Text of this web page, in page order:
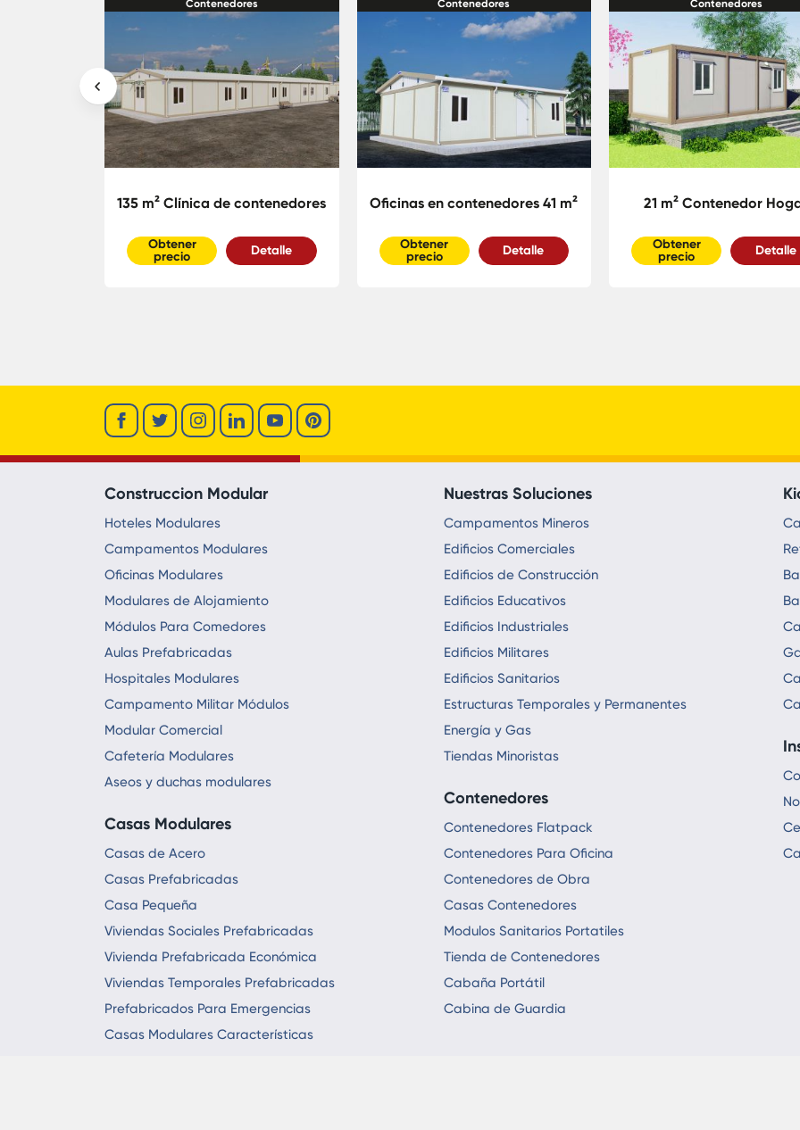
Contenedores
135 m² Clínica de contenedores
Obtener
precio
Detalle
Contenedores
Oficinas en contenedores 41 m²
Obtener
precio
Detalle
Contenedores
21 m² Contenedor
Obtener
precio
Detalle
Construccion Modular
Hoteles Modulares
Campamentos Modulares
Oficinas Modulares
Modulares de Alojamiento
Módulos Para Comedores
Aulas Prefabricadas
Hospitales Modulares
Campamento Militar Módulos
Modular Comercial
Cafetería Modulares
Aseos y duchas modulares
Casas Modulares
Casas de Acero
Casas Prefabricadas
Casa Pequeña
Viviendas Sociales Prefabricadas
Vivienda Prefabricada Económica
Viviendas Temporales Prefabricadas
Prefabricados Para Emergencias
Casas Modulares Características
Nuestras Soluciones
Campamentos Mineros
Edificios Comerciales
Edificios de Construcción
Edificios Educativos
Edificios Industriales
Edificios Militares
Edificios Sanitarios
Estructuras Temporales y Permanentes
Energía y Gas
Tiendas Minoristas
Contenedores
Contenedores Flatpack
Contenedores Para Oficina
Contenedores de Obra
Casas Contenedores
Modulos Sanitarios Portatiles
Tienda de Contenedores
Cabaña Portátil
Cabina de Guardia